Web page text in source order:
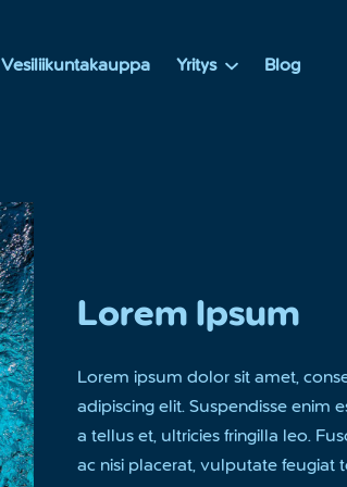
Vesiliikuntakauppa Yritys Blog
Lorem Ipsum
Lorem ipsum dolor sit amet,
adipiscing elit. Suspendisse enim
a tellus et, ultricies fringilla leo.
ac nisi placerat, vulputate feugiat